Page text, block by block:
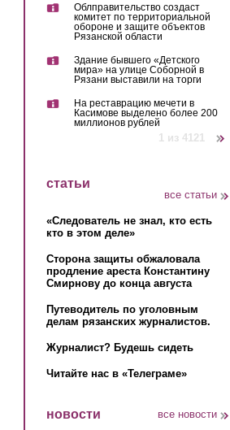
Облправительство создаст
комитет по территориальной
обороне и защите объектов
Рязанской области
Здание бывшего «Детского
мира» на улице Соборной в
Рязани выставили на торги
На реставрацию мечети в
Касимове выделено более 200
миллионов рублей
1 из 4121
статьи
все статьи
«Следователь не знал, кто есть
кто в этом деле»
Сторона защиты обжаловала
продление ареста Константину
Смирнову до конца августа
Путеводитель по уголовным
делам рязанских журналистов.
Журналист? Будешь сидеть
Читайте нас в «Телеграме»
новости все новости